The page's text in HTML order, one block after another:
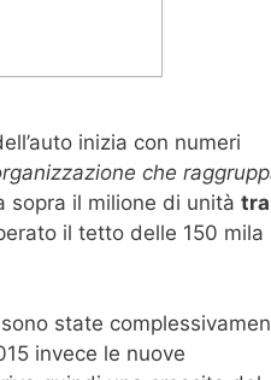
inizia con numeri
che
sopra il milione di unità
il tetto delle 150 mila
state
invece le nuove